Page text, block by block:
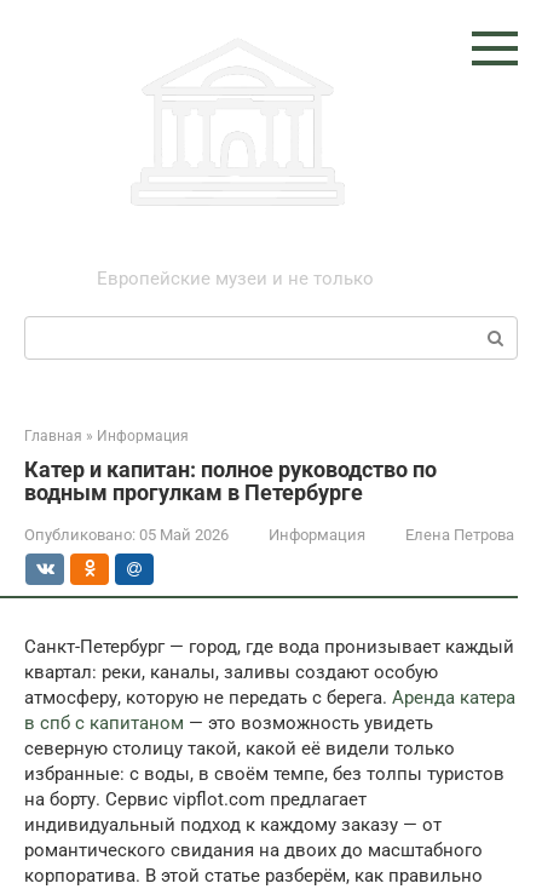
Европейские музеи и не только
Поиск:
Главная » Информация
Катер и капитан: полное руководство по
водным прогулкам в Петербурге
Опубликовано: 05 Май 2026 Информация Елена Петрова
Санкт-Петербург — город, где вода пронизывает каждый
квартал: реки, каналы, заливы создают особую
атмосферу, которую не передать с берега. Аренда катера
в спб с капитаном — это возможность увидеть
северную столицу такой, какой её видели только
избранные: с воды, в своём темпе, без толпы туристов
на борту. Сервис vipflot.com предлагает
индивидуальный подход к каждому заказу — от
романтического свидания на двоих до масштабного
корпоратива. В этой статье разберём, как правильно